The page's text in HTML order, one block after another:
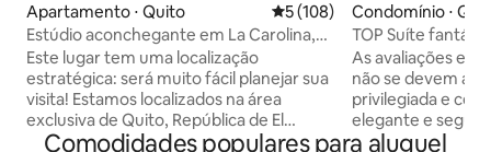
Apartamento ⋅ Quito 5 de uma avaliação média de
5 (108)
Estúdio aconchegante em La Carolina,
bela vista!
Este lugar tem uma localização
estratégica: será muito fácil planejar sua
visita! Estamos localizados na área
exclusiva de Quito, República de El
Salvador, perto do Parque La Carolina,
Condomínio ⋅
TOP Suíte
de Quito
As avaliações
não se devem
privilegiada e
elegante e
vista espetacular
Comodidades populares para aluguel